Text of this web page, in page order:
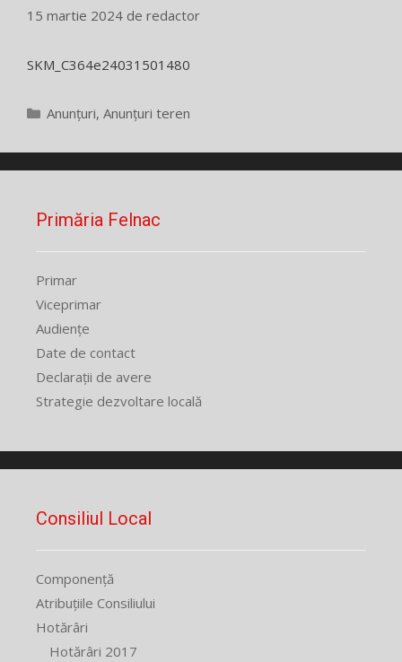
15 martie 2024 de redactor
SKM_C364e24031501480
Categorii
Anunțuri, Anunțuri teren
Primăria Felnac
Primar
Viceprimar
Audiențe
Date de contact
Declarații de avere
Strategie dezvoltare locală
Consiliul Local
Componență
Atribuțiile Consiliului
Hotărâri
Hotărâri 2017